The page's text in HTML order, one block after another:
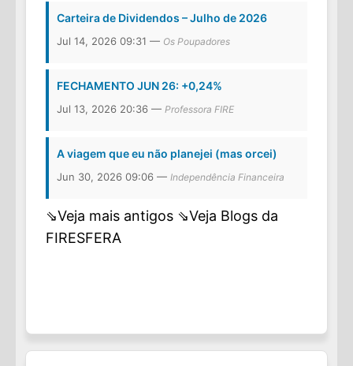
Carteira de Dividendos – Julho de 2026
Jul 14, 2026 09:31 — Os Poupadores
FECHAMENTO JUN 26: +0,24%
Jul 13, 2026 20:36 — Professora FIRE
A viagem que eu não planejei (mas orcei)
Jun 30, 2026 09:06 — Independência Financeira
⇘Veja mais antigos ⇘Veja Blogs da
FIRESFERA